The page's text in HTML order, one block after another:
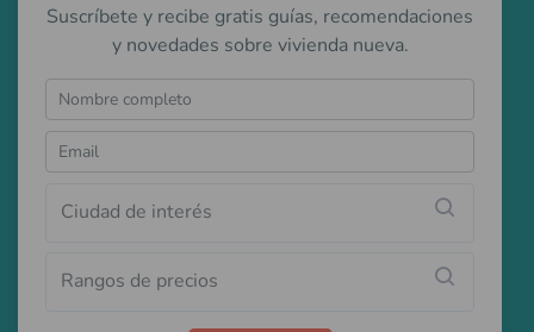
Suscríbete y recibe gratis guías, recomendaciones
y novedades sobre vivienda nueva.
Ciudad de interés
Rangos de precios